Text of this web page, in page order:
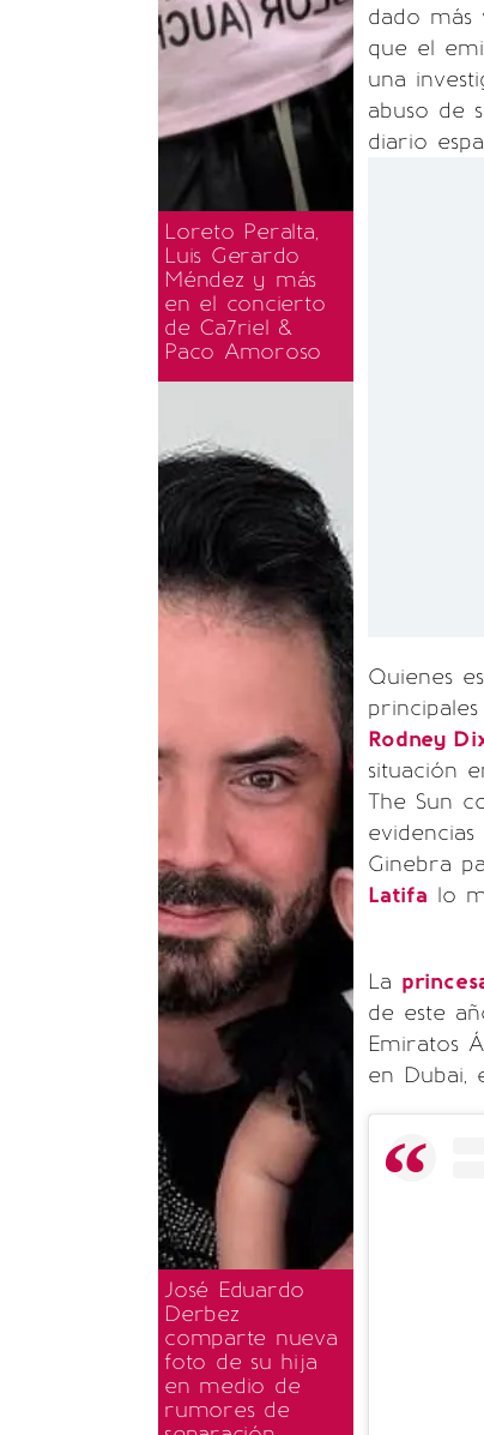
Loreto Peralta,
Luis Gerardo
Méndez y más
en el concierto
de Ca7riel &
Paco Amoroso
José Eduardo
Derbez
comparte nueva
foto de su hija
en medio de
rumores de
dado más
que el
una
abuso de
diario
Quienes
Rodney
situación
The Sun
Ginebra
Latifa lo
La
de este
Emiratos
en Dubai,